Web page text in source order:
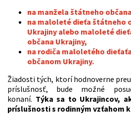
na manžela štátneho
na maloleté dieťa štátneho
Ukrajiny alebo maloleté
občana Ukrajiny,
na rodiča maloletého
občanom Ukrajiny.
Žiadosti tých, ktorí hodnoverne
príslušnosť, bude možné
konaní. Týka sa to Ukrajincov,
príslušnosti s rodinným vzťahom